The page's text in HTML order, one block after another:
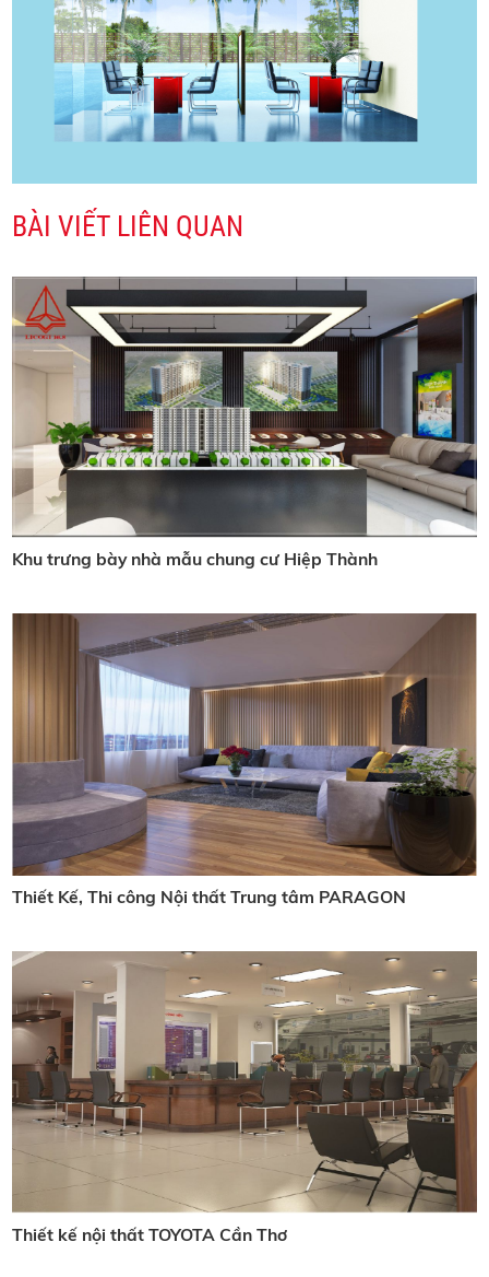
BÀI VIẾT LIÊN QUAN
Khu trưng bày nhà mẫu chung cư Hiệp Thành
Thiết Kế, Thi công Nội thất Trung tâm PARAGON
Thiết kế nội thất TOYOTA Cần Thơ